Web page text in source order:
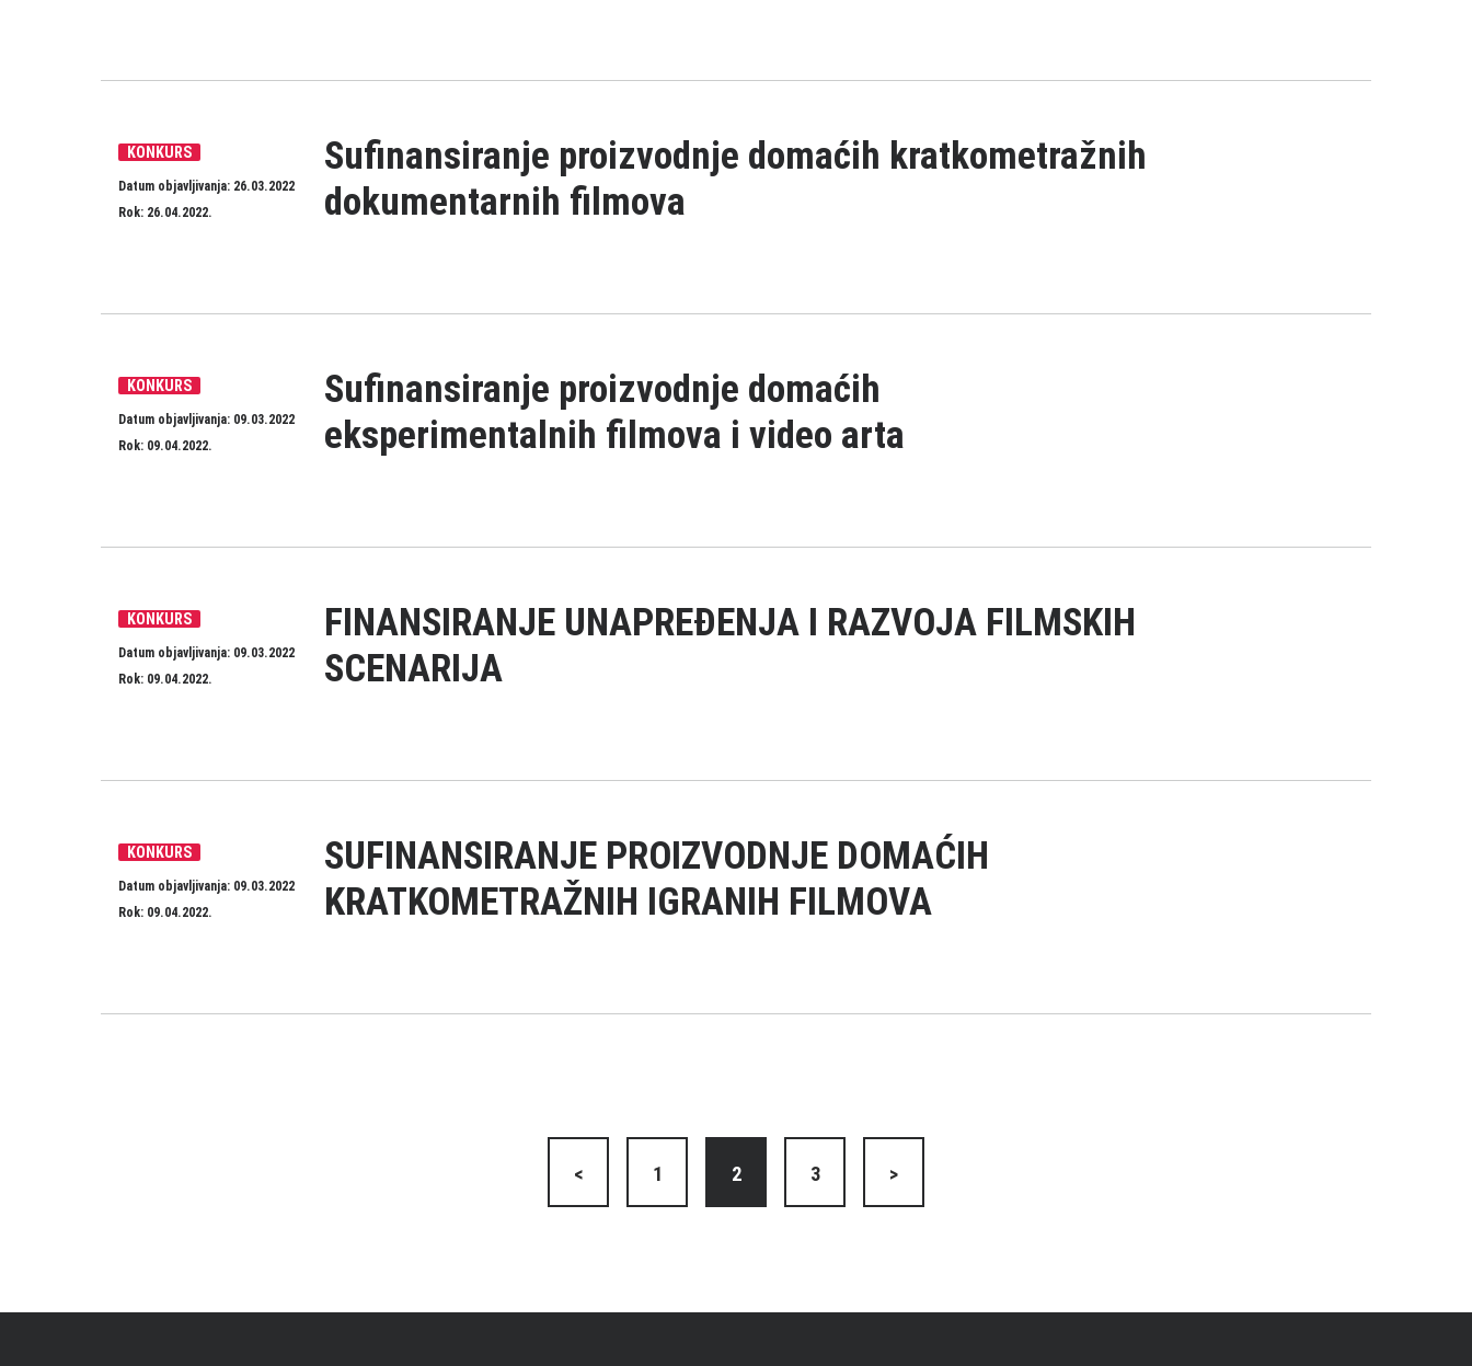
KONKURS
Datum objavljivanja: 26.03.2022
Rok: 26.04.2022.
Sufinansiranje proizvodnje domaćih kratkometražnih
dokumentarnih filmova
KONKURS
Datum objavljivanja: 09.03.2022
Rok: 09.04.2022.
Sufinansiranje proizvodnje domaćih
eksperimentalnih filmova i video arta
KONKURS
Datum objavljivanja: 09.03.2022
Rok: 09.04.2022.
FINANSIRANJE UNAPREĐENJA I RAZVOJA FILMSKIH
SCENARIJA
KONKURS
Datum objavljivanja: 09.03.2022
Rok: 09.04.2022.
SUFINANSIRANJE PROIZVODNJE DOMAĆIH
KRATKOMETRAŽNIH IGRANIH FILMOVA
< 1 2 3 >